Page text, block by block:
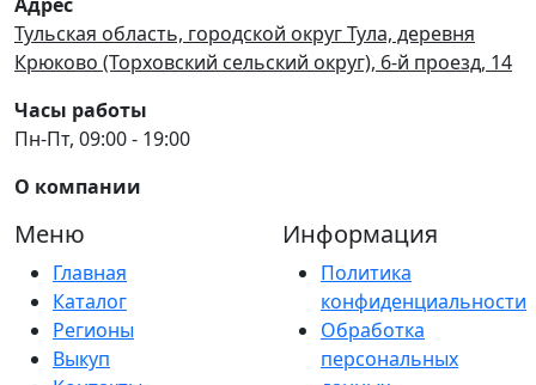
Тульская область, городской округ Тула, деревня
Крюково (Торховский сельский округ), 6-й проезд, 14
Часы работы
Пн-Пт, 09:00 - 19:00
О компании
Меню
Главная
Каталог
Регионы
Выкуп
Информация
Политика
конфиденциальности
Обработка
персональных